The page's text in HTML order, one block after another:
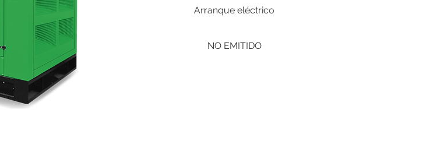
Arranque eléctrico
NO EMITIDO